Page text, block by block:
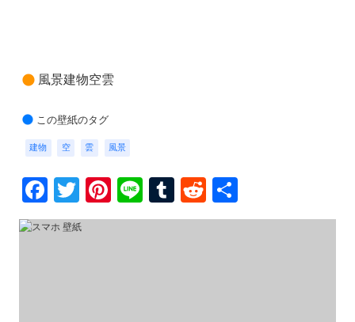
風景建物空雲
この壁紙のタグ
建物 空 雲 風景
Facebook
Twitter
Pinterest
LineTumblr
Reddit
有